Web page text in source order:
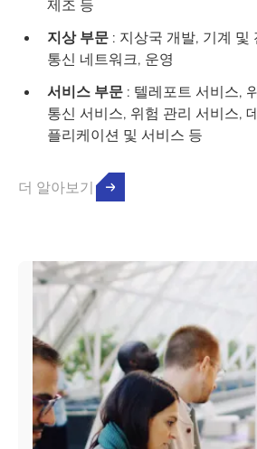
제조 등
지상 부문 : 지상국 개발, 기계 및
통신 네트워크, 운영
서비스 부문 : 텔레포트 서비스,
통신 서비스, 위험 관리 서비스,
플리케이션 및 서비스 등
더 알아보기